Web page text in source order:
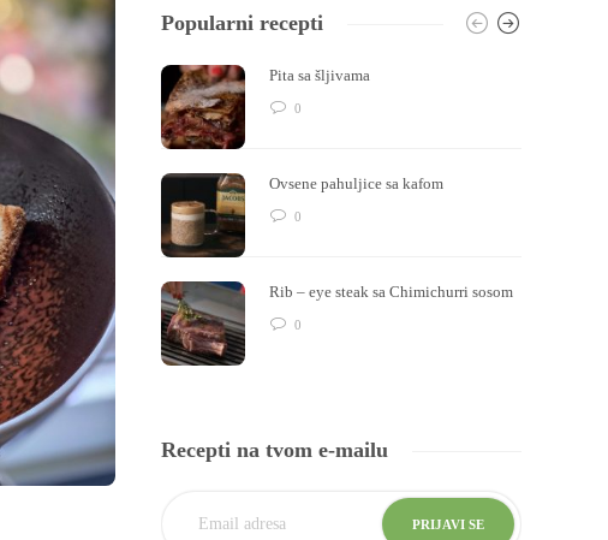
Popularni recepti
Pita sa šljivama
0
Ovsene pahuljice sa kafom
0
Rib – eye steak sa Chimichurri sosom
0
Recepti na tvom e-mailu